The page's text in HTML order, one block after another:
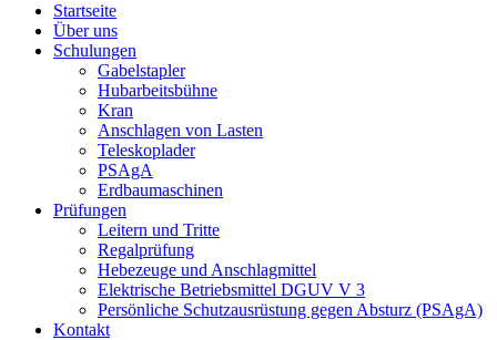
Startseite
Über uns
Schulungen
Gabelstapler
Hubarbeitsbühne
Kran
Anschlagen von Lasten
Teleskoplader
PSAgA
Erdbaumaschinen
Prüfungen
Leitern und Tritte
Regalprüfung
Hebezeuge und Anschlagmittel
Elektrische Betriebsmittel DGUV V 3
Persönliche Schutzausrüstung gegen Absturz (PSAgA)
Kontakt